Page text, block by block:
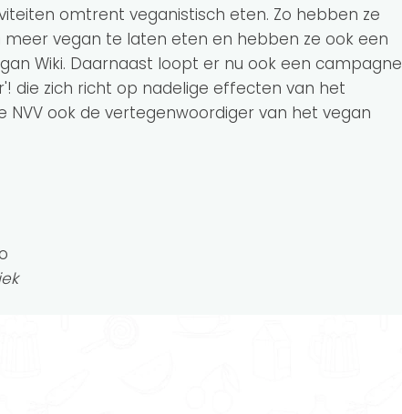
omtrent veganistisch eten. Zo hebben ze
vegan te laten eten en hebben ze ook een
Wiki. Daarnaast loopt er nu ook een campagne
die zich richt op nadelige effecten van het
NVV ook de vertegenwoordiger van het vegan